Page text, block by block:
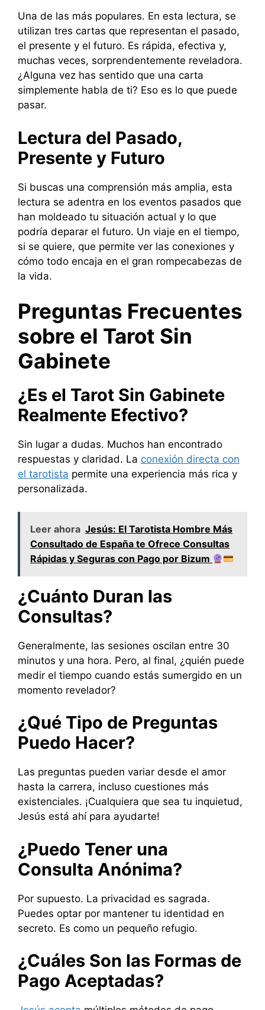
Una de las más populares. En esta lectura, se
utilizan tres cartas que representan el pasado,
el presente y el futuro. Es rápida, efectiva y,
muchas veces, sorprendentemente reveladora.
¿Alguna vez has sentido que una carta
simplemente habla de ti? Eso es lo que puede
pasar.
Lectura del Pasado,
Presente y Futuro
Si buscas una comprensión más amplia, esta
lectura se adentra en los eventos pasados que
han moldeado tu situación actual y lo que
podría deparar el futuro. Un viaje en el tiempo,
si se quiere, que permite ver las conexiones y
cómo todo encaja en el gran rompecabezas de
la vida.
Preguntas Frecuentes
sobre el Tarot Sin
Gabinete
¿Es el Tarot Sin Gabinete
Realmente Efectivo?
Sin lugar a dudas. Muchos han encontrado
respuestas y claridad. La conexión directa con
el tarotista permite una experiencia más rica y
personalizada.
Leer ahora Jesús: El Tarotista Hombre Más
Consultado de España te Ofrece Consultas
Rápidas y Seguras con Pago por Bizum
¿Cuánto Duran las
Consultas?
Generalmente, las sesiones oscilan entre 30
minutos y una hora. Pero, al final, ¿quién puede
medir el tiempo cuando estás sumergido en un
momento revelador?
¿Qué Tipo de Preguntas
Puedo Hacer?
Las preguntas pueden variar desde el amor
hasta la carrera, incluso cuestiones más
existenciales. ¡Cualquiera que sea tu inquietud,
Jesús está ahí para ayudarte!
¿Puedo Tener una
Consulta Anónima?
Por supuesto. La privacidad es sagrada.
Puedes optar por mantener tu identidad en
secreto. Es como un pequeño refugio.
¿Cuáles Son las Formas de
Pago Aceptadas?